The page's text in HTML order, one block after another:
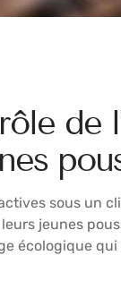
de
sous un
jeunes
écologique